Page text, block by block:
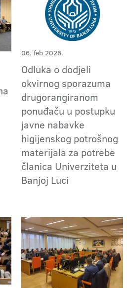
06. feb 2026.
Odluka o dodjeli
okvirnog sporazuma
drugorangiranom
ponuđaču u postupku
javne nabavke
higijenskog potrošnog
materijala za potrebe
članica Univerziteta u
Banjoj Luci